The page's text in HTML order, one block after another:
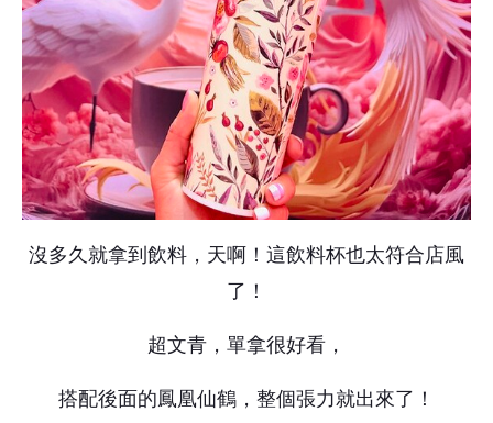
沒多久就拿到飲料，天啊！這飲料杯也太符合店風
了！
超文青，單拿很好看，
搭配後面的鳳凰仙鶴，整個張力就出來了！